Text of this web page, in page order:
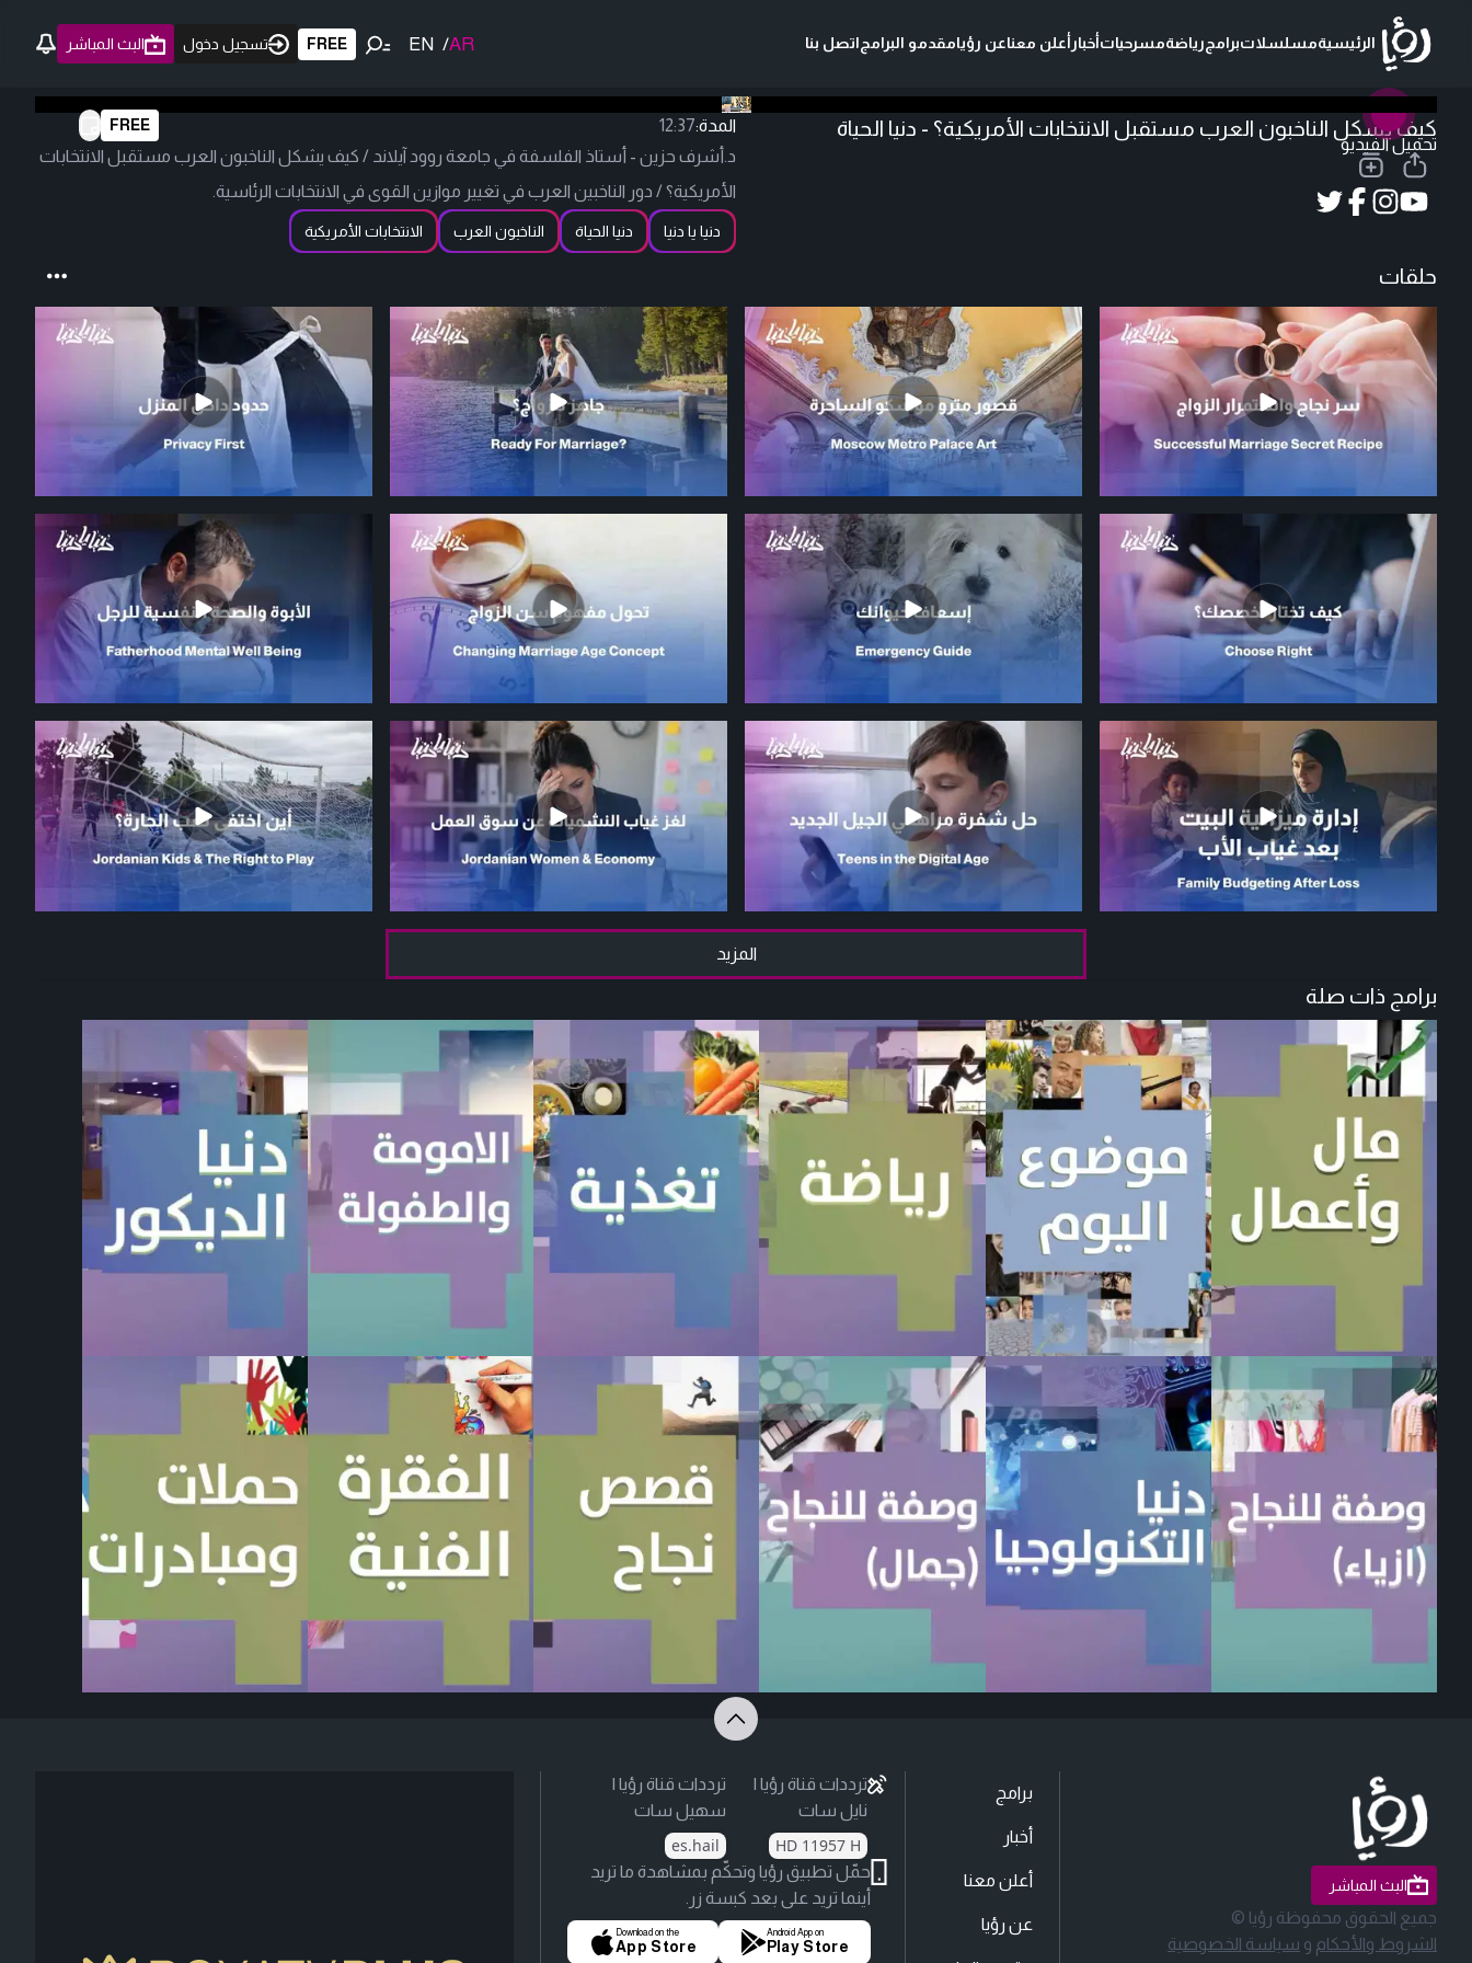
الرئيسيةمسلسلاتبرامجرياضةمسرحياتأخبارأعلن معناعن رؤيامقدمو البرامجاتصل بنا AR
/
EN
FREE تسجيل دخول البث المباشر
تحميل الفيديو
FREE كيف يشكل الناخبون العرب مستقبل الانتخابات الأمريكية؟ - دنيا الحياة المدة:12:37
د.أشرف حزين - أستاذ الفلسفة في جامعة روود آيلاند / كيف يشكل الناخبون العرب مستقبل الانتخابات
الأمريكية؟ / دور الناخبين العرب في تغيير موازين القوى في الانتخابات الرئاسية.
دنيا يا دنيا دنيا الحياة الناخبون العرب الانتخابات الأمريكية
حلقات
المزيد
برامج ذات صلة
البث المباشر
جميع الحقوق محفوظة رؤيا ©
الشروط والأحكام و سياسة الخصوصية
برامج
أخبار
أعلن معنا
عن رؤيا
ترددات قناة رؤيا |
نايل سات
HD 11957 H
ترددات قناة رؤيا |
سهيل سات
es.hail
حمّل تطبيق رؤيا وتحكّم بمشاهدة ما تريد
أينما تريد على بعد كبسة زر.
Android App on
Play Store
Download on the
App Store